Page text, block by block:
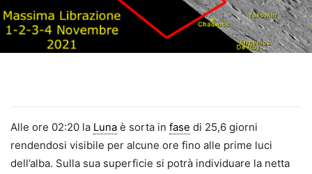
Alle ore 02:20 la Luna è sorta in fase di 25,6 giorni
rendendosi visibile per alcune ore fino alle prime luci
dell’alba. Sulla sua superficie si potrà individuare la netta